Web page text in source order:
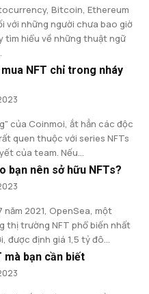
Bitcoin, Ethereum
với những người chưa bao giờ
tìm hiểu về những thuật ngữ
NFT chỉ trong nháy
của Coinmoi, ắt hẳn các độc
quen thuộc với series NFTs
của team. Nếu...
bạn nên sở hữu NFTs?
năm 2021, OpenSea, một
thị trường NFT phổ biến nhất
được định giá 1,5 tỷ đô...
mà bạn cần biết